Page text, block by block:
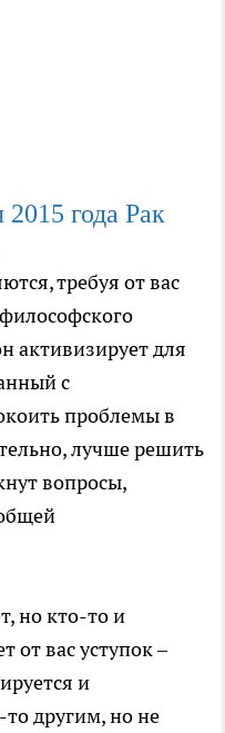
2015 года Рак
требуя от вас
активизирует для
с
проблемы в
лучше решить
вопросы,
но кто-то и
от вас уступок –
и
другим, но не